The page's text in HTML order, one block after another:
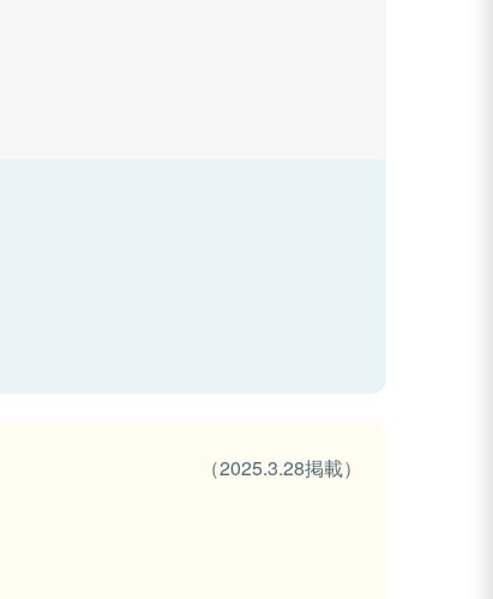
（2025.3.28掲載）